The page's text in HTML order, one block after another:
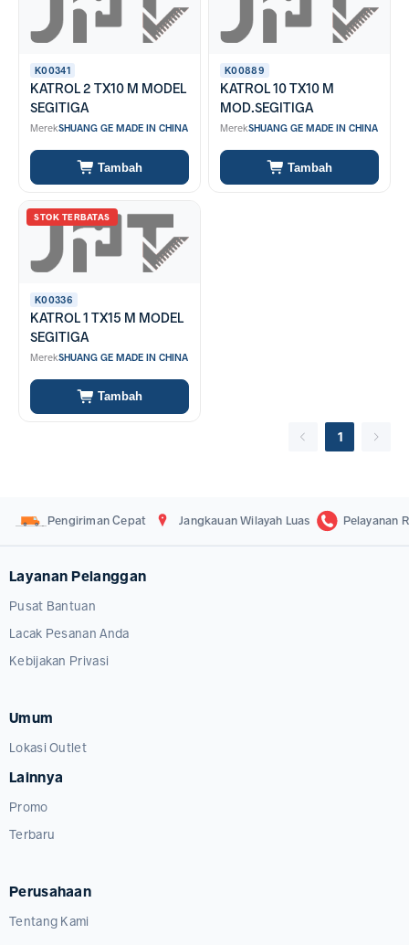
K00341
KATROL 2 TX10 M MODEL
SEGITIGA
MerekSHUANG GE MADE IN CHINA
Tambah
K00889
KATROL 10 TX10 M
MOD.SEGITIGA
MerekSHUANG GE MADE IN CHINA
Tambah
STOK TERBATAS
K00336
KATROL 1 TX15 M MODEL
SEGITIGA
MerekSHUANG GE MADE IN CHINA
Tambah
1
Pengiriman Cepat Jangkauan Wilayah Luas Pelayanan
Layanan Pelanggan
Pusat Bantuan
Lacak Pesanan Anda
Kebijakan Privasi
Umum
Lokasi Outlet
Lainnya
Promo
Terbaru
Perusahaan
Tentang Kami